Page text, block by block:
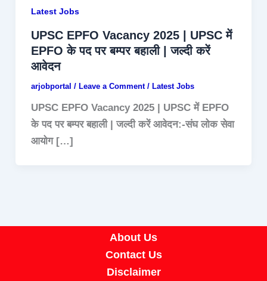
Latest Jobs
UPSC EPFO Vacancy 2025 | UPSC में
EPFO के पद पर बम्पर बहाली | जल्दी करें
आवेदन
arjobportal / Leave a Comment / Latest Jobs
UPSC EPFO Vacancy 2025 | UPSC में EPFO
के पद पर बम्पर बहाली | जल्दी करें आवेदन:-संघ लोक सेवा
आयोग […]
About Us
Contact Us
Disclaimer